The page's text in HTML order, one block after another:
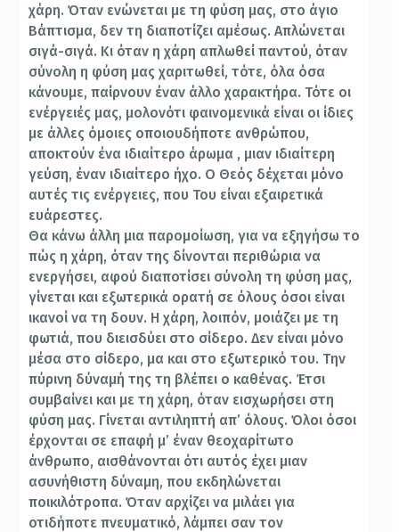
χάρη. Όταν ενώνεται με τη φύση μας, στο άγιο
Βάπτισμα, δεν τη διαποτίζει αμέσως. Απλώνεται
σιγά-σιγά. Κι όταν η χάρη απλωθεί παντού, όταν
σύνολη η φύση μας χαριτωθεί, τότε, όλα όσα
κάνουμε, παίρνουν έναν άλλο χαρακτήρα. Τότε οι
ενέργειές μας, μολονότι φαινομενικά είναι οι ίδιες
με άλλες όμοιες οποιουδήποτε ανθρώπου,
αποκτούν ένα ιδιαίτερο άρωμα , μιαν ιδιαίτερη
γεύση, έναν ιδιαίτερο ήχο. Ο Θεός δέχεται μόνο
αυτές τις ενέργειες, που Του είναι εξαιρετικά
ευάρεστες.
Θα κάνω άλλη μια παρομοίωση, για να εξηγήσω το
πώς η χάρη, όταν της δίνονται περιθώρια να
ενεργήσει, αφού διαποτίσει σύνολη τη φύση μας,
γίνεται και εξωτερικά ορατή σε όλους όσοι είναι
ικανοί να τη δουν. Η χάρη, λοιπόν, μοιάζει με τη
φωτιά, που διεισδύει στο σίδερο. Δεν είναι μόνο
μέσα στο σίδερο, μα και στο εξωτερικό του. Την
πύρινη δύναμή της τη βλέπει ο καθένας. Έτσι
συμβαίνει και με τη χάρη, όταν εισχωρήσει στη
φύση μας. Γίνεται αντιληπτή απ’ όλους. Όλοι όσοι
έρχονται σε επαφή μ’ έναν θεοχαρίτωτο
άνθρωπο, αισθάνονται ότι αυτός έχει μιαν
ασυνήθιστη δύναμη, που εκδηλώνεται
ποικιλότροπα. Όταν αρχίζει να μιλάει για
οτιδήποτε πνευματικό, λάμπει σαν τον